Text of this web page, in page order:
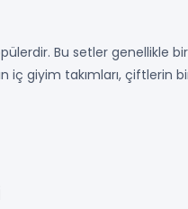
Bu setler genellikle
iç giyim takımları, çiftlerin